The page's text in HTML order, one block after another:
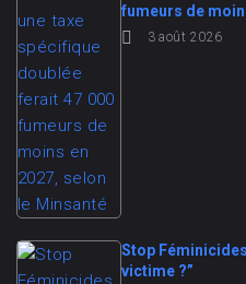
fumeurs de
3 août 2026
Stop
victime ?”